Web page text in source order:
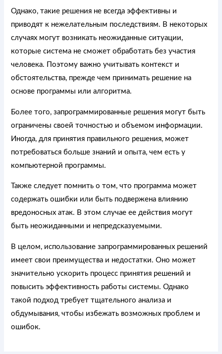
Однако, такие решения не всегда эффективны и
приводят к нежелательным последствиям. В некоторых
случаях могут возникать неожиданные ситуации,
которые система не сможет обработать без участия
человека. Поэтому важно учитывать контекст и
обстоятельства, прежде чем принимать решение на
основе программы или алгоритма.
Более того, запрограммированные решения могут быть
ограничены своей точностью и объемом информации.
Иногда, для принятия правильного решения, может
потребоваться больше знаний и опыта, чем есть у
компьютерной программы.
Также следует помнить о том, что программа может
содержать ошибки или быть подвержена влиянию
вредоносных атак. В этом случае ее действия могут
быть неожиданными и непредсказуемыми.
В целом, использование запрограммированных решений
имеет свои преимущества и недостатки. Оно может
значительно ускорить процесс принятия решений и
повысить эффективность работы системы. Однако
такой подход требует тщательного анализа и
обдумывания, чтобы избежать возможных проблем и
ошибок.